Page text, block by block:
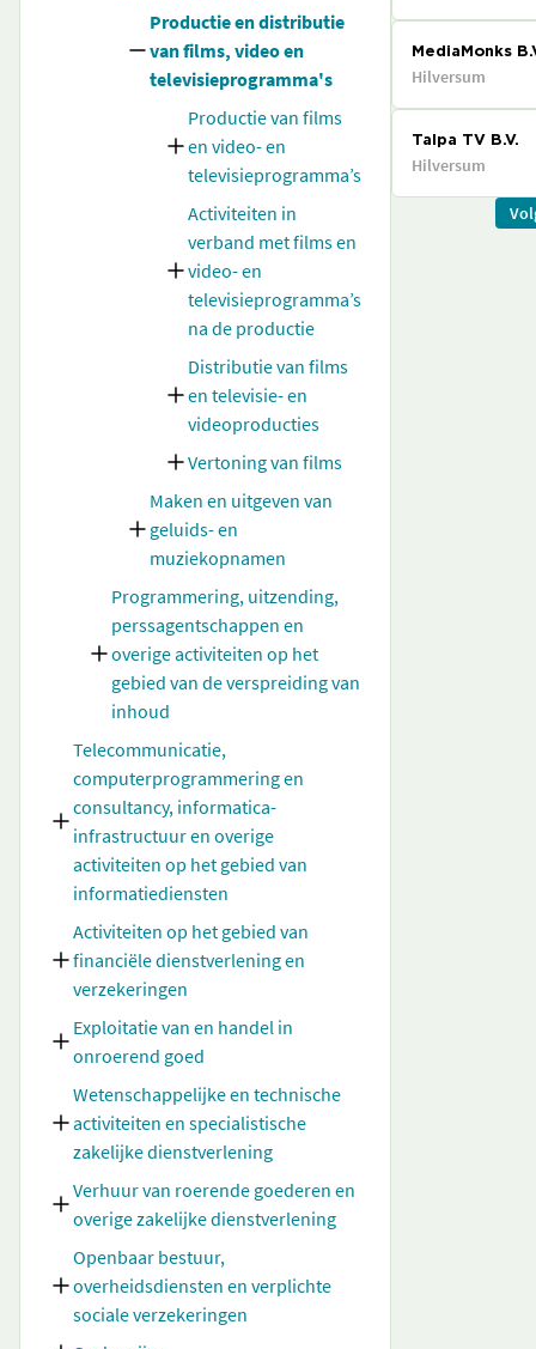
Productie en distributie
van films, video en
televisieprogramma's
Productie van films
en video- en
televisieprogramma’s
Activiteiten in
verband met films en
video- en
televisieprogramma’s
na de productie
Distributie van films
en televisie- en
videoproducties
Vertoning van films
Maken en uitgeven van
geluids- en
muziekopnamen
Programmering, uitzending,
perssagentschappen en
overige activiteiten op het
gebied van de verspreiding van
inhoud
Telecommunicatie,
computerprogrammering en
consultancy, informatica-
infrastructuur en overige
activiteiten op het gebied van
informatiediensten
Activiteiten op het gebied van
financiële dienstverlening en
verzekeringen
Exploitatie van en handel in
onroerend goed
Wetenschappelijke en technische
activiteiten en specialistische
zakelijke dienstverlening
Verhuur van roerende goederen en
overige zakelijke dienstverlening
Openbaar bestuur,
overheidsdiensten en verplichte
sociale verzekeringen
MediaMonks
Hilversum
Talpa TV B.V.
Hilversum